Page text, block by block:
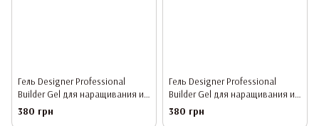
Гель Designer Professional
Builder Gel для наращивания и
укрепления ногтей R13 Tempting
Offer, 55 мл
380 грн
Гель Designer Professional
Builder Gel для наращивания и
укрепления ногтей R14 Elegant
Ballerina, 55 мл
380 грн